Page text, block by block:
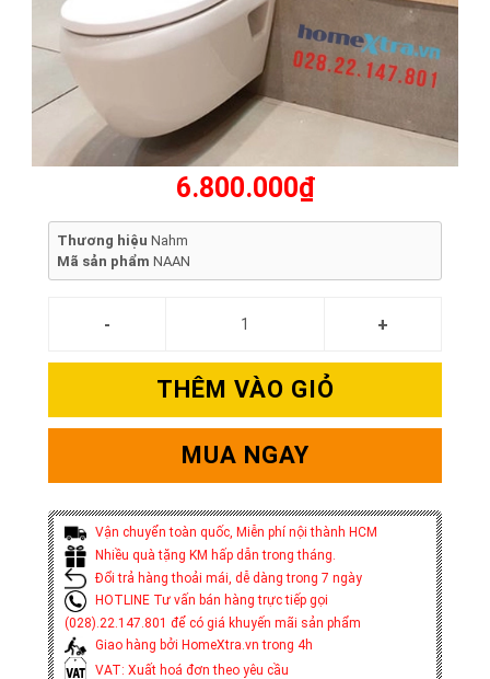
6.800.000₫
Thương hiệu Nahm
Mã sản phẩm NAAN
THÊM VÀO GIỎ
MUA NGAY
Vận chuyển toàn quốc, Miễn phí nội thành HCM
Nhiều quà tặng KM hấp dẫn trong tháng.
Đổi trả hàng thoải mái, dễ dàng trong 7 ngày
HOTLINE Tư vấn bán hàng trực tiếp gọi
(028).22.147.801 để có giá khuyến mãi sản phẩm
Giao hàng bởi HomeXtra.vn trong 4h
VAT: Xuất hoá đơn theo yêu cầu